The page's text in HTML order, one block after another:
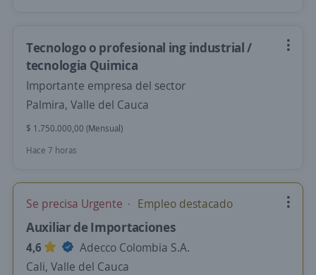
Tecnologo o profesional ing industrial /
tecnologia Quimica
Importante empresa del sector
Palmira, Valle del Cauca
$ 1.750.000,00 (Mensual)
Hace 7 horas
Se precisa Urgente Empleo destacado
Auxiliar de Importaciones
4,6
Adecco Colombia S.A.
Cali, Valle del Cauca